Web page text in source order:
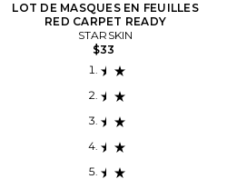
LOT DE MASQUES EN FEUILLES
RED CARPET READY
STARSKIN
$33